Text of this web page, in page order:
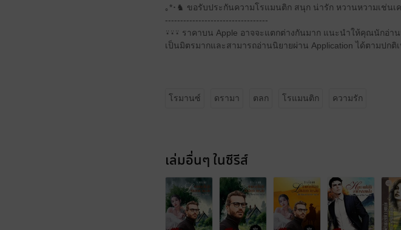
｡*･♞ ขอรับประกันความโรแมนติก สนุก น่ารัก หวานหวามเช่นเ
----------------------------------
⍣⍣⍣ ราคาบน Apple อาจจะแตกต่างกันมาก แนะนำให้คุณนักอ่า
เป็นมิตรมากและสามารถอ่านนิยายผ่าน Application ได้ตามปก
โรมานซ์ ดรามา ตลก โรแมนติก ความรัก
เล่มอื่นๆ ในซีรีส์